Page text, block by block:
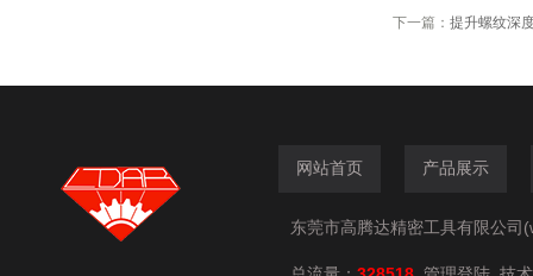
下一篇： 提升螺纹深
网站首页 产品展示
东莞市高腾达精密工具有限公司